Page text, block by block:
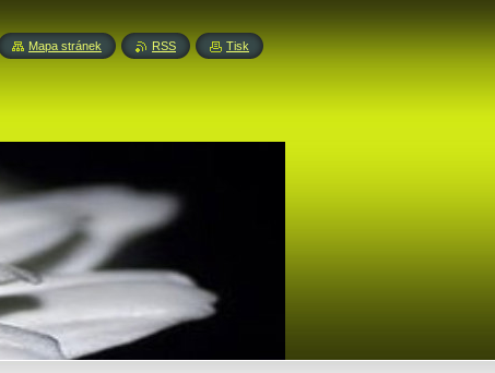
Mapa stránek RSS Tisk